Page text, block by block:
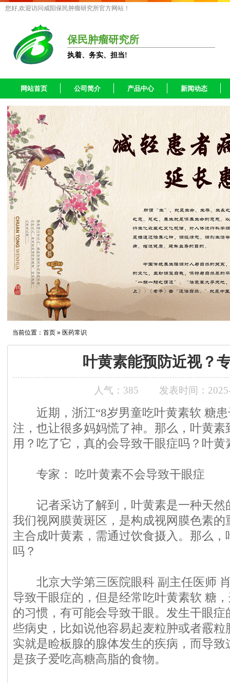
您好,欢迎访问咸阳保民肿瘤研究所官方网站！
保民肿瘤研究所
执着、务实、担当!
网站首页 公司简介 产品中心 新闻动态
当前位置： 首页 » 医药常识
叶黄素能预防近视？
人气： 385 发表时间：
近期，浙江“8岁男童吃叶黄素软 糖患
注，也让很多妈妈慌了神。那么，叶黄
用？吃了它，真的会导致干眼症吗？叶
专家 ： 吃叶黄素不会导致干眼症
记者采访了解到，叶黄素是一种天然
我们视网膜黄斑区，是构成视网膜色素
主合成叶黄素，需通过饮食摄入。那么
吗？
北京大学第三医院眼科 副主任医师
导致干眼症的，但是经常吃叶黄素软 糖
的习惯，有可能会导致干眼。发生干眼
些病史，比如说他容易起麦粒肿或者霰
实就是睑板腺的腺体发生的疾病，而导
是孩子爱吃高糖高脂的食物。